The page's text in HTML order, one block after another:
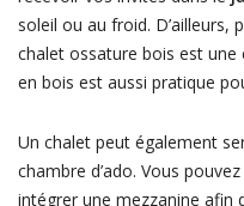
soleil ou au froid. D’ailleurs,
chalet ossature bois est une
en bois est aussi pratique
Un chalet peut également
chambre d’ado. Vous
intégrer une mezzanine afin